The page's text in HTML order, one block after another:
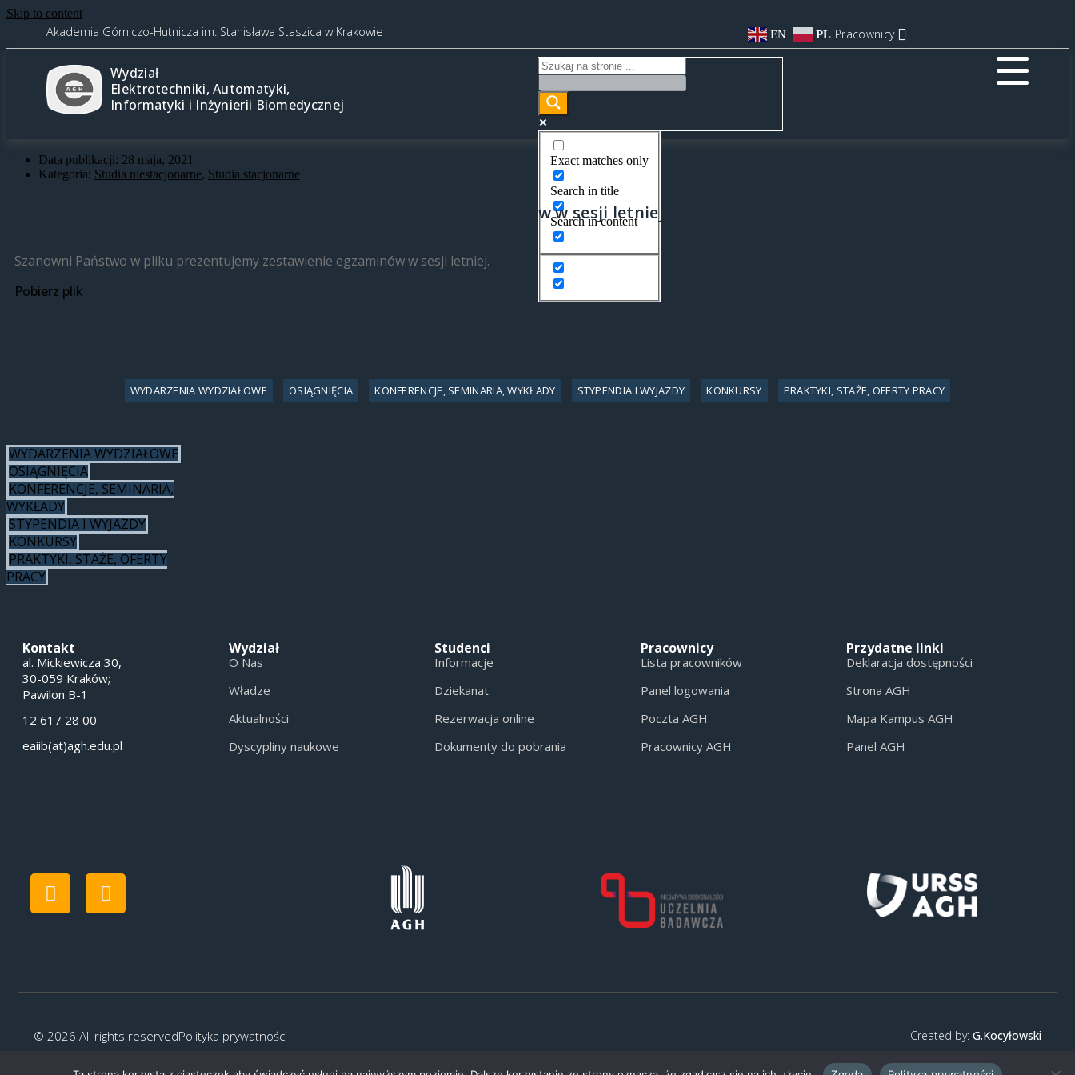
Skip to content
Akademia Górniczo-Hutnicza im. Stanisława Staszica w Krakowie EN PL Pracownicy
Wydział
Elektrotechniki, Automatyki,
Informatyki i Inżynierii Biomedycznej
Exact matches only
Search in title
Search in content
Data publikacji: 28 maja, 2021
Kategoria: Studia niestacjonarne, Studia stacjonarne
Terminy Egzaminów w sesji letniej
Szanowni Państwo w pliku prezentujemy zestawienie egzaminów w sesji letniej.
Pobierz plik
WYDARZENIA WYDZIAŁOWE OSIĄGNIĘCIA KONFERENCJE, SEMINARIA, WYKŁADY STYPENDIA I WYJAZDY KONKURSY PRAKTYKI, STAŻE, OFERTY PRACY
WYDARZENIA WYDZIAŁOWE
OSIĄGNIĘCIA
KONFERENCJE, SEMINARIA,
WYKŁADY
STYPENDIA I WYJAZDY
KONKURSY
PRAKTYKI, STAŻE, OFERTY
PRACY
Kontakt
al. Mickiewicza 30,
30-059 Kraków;
Pawilon B-1
12 617 28 00
eaiib(at)agh.edu.pl
Wydział
O Nas
Władze
Aktualności
Dyscypliny naukowe
Studenci
Informacje
Dziekanat
Rezerwacja online
Dokumenty do pobrania
Pracownicy
Lista pracowników
Panel logowania
Poczta AGH
Pracownicy AGH
Przydatne linki
Deklaracja dostępności
Strona AGH
Mapa Kampus AGH
Panel AGH
© 2026 All rights reservedPolityka prywatności Created by: G.Kocyłowski